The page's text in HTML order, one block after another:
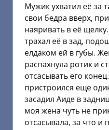
Мужик ухватил её за
свои бедра вверх,
наяривать в её
трахал её в зад,
елдаком ей в губы.
распахнула ротик и
отсасывать его
пристроился еще
засадил Аиде в
моя жена чуть не
отсасывала, за что и